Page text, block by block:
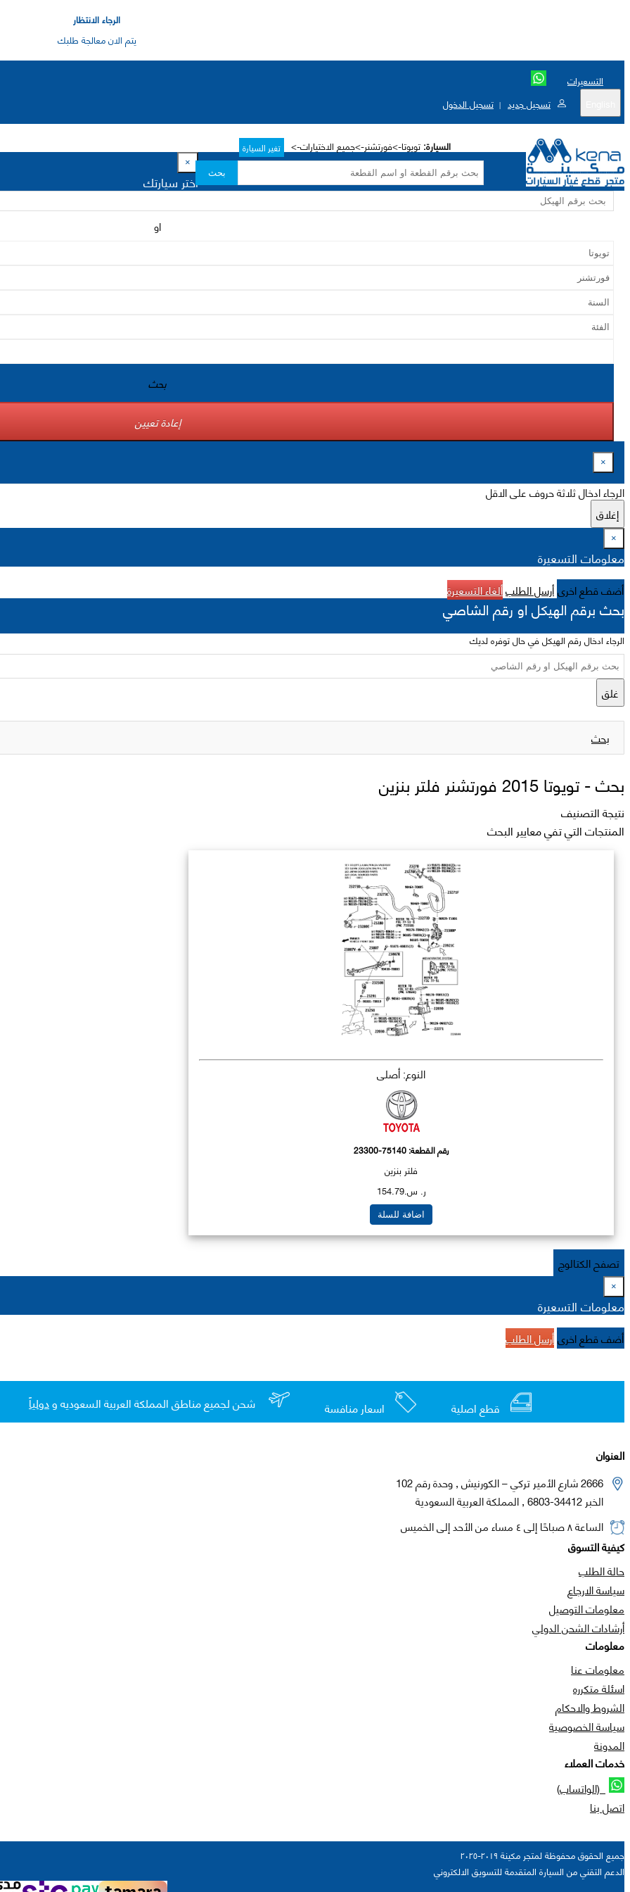
الرجاء الانتظار
يتم الان معالجة طلبك
التسعيرات
تسجيل جديد | تسجيل الدخول
السيارة: تويوتا->فورتشنر->جميع الاختيارات-> تغير السيارة
بحث
×
اختر سيارتك
او
بحث
إعادة تعيين
×
الرجاء ادخال ثلاثة حروف على الاقل
إغلاق
×
معلومات التسعيرة
أضف قطع اخرىأرسل الطلبألغاء التسعيرة
بحث برقم الهيكل او رقم الشاصي
الرجاء ادخال رقم الهيكل في حال توفره لديك
غلق
بحث
بحث -تويوتا 2015 فورتشنر فلتر بنزين
نتيجة التصنيف
المنتجات التي تفي معايير البحث
النوع: أصلي
رقم القطعة:23300-75140
فلتر بنزين
ر. س.154.79
اضافة للسلة
تصفح الكتالوج
×
معلومات التسعيرة
أضف قطع اخرىأرسل الطلب
قطع اصلية اسعار منافسة شحن لجميع مناطق المملكة العربية السعوديه ودولياً
العنوان
2666 شارع الأمير تركي – الكورنيش , وحدة رقم 102
الخبر 34412-6803 , المملكة العربية السعودية
الساعة ٨ صباحًا إلى ٤ مساء من الأحد إلى الخميس
كيفية التسوق
حالة الطلب
سياسة الارجاع
معلومات التوصيل
أرشادات الشحن الدولي
معلومات
معلومات عنا
اسئلة متكرره
الشروط والاحكام
سياسة الخصوصية
المدونة
خدمات العملاء
(الواتساب)
اتصل بنا
جميع الحقوق محفوظة لمتجر مكينة ٢٠١٩-٢٠٢٥
الدعم التقني من السيارة المتقدمة للتسويق الالكتروني